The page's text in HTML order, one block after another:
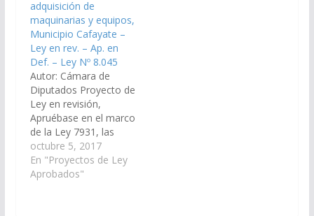
adquisición de
maquinarias y equipos,
Municipio Cafayate –
Ley en rev. – Ap. en
Def. – Ley Nº 8.045
Autor: Cámara de
Diputados Proyecto de
Ley en revisión,
Apruébase en el marco
de la Ley 7931, las
obras públicas y
adquisición de
maquinarias y equipos,
octubre 5, 2017
En "Proyectos de Ley
Aprobados"